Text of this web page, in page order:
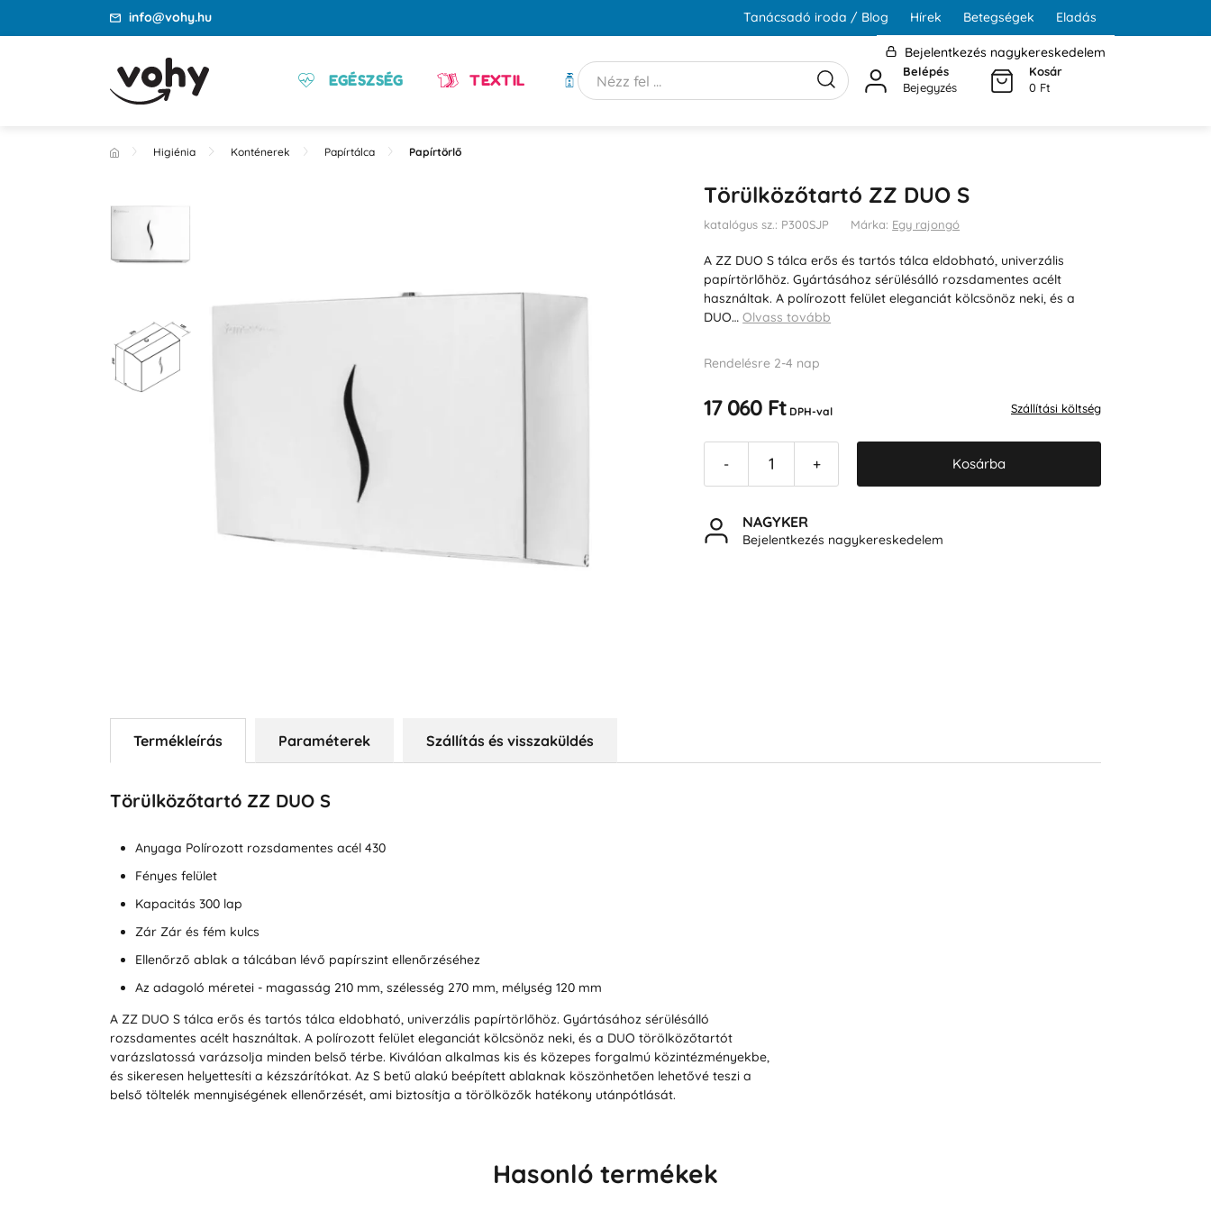
info@vohy.hu Tanácsadó iroda / Blog Hírek Betegségek Eladás
Bejelentkezés nagykereskedelem
EGÉSZSÉG TEXTIL HIGIÉNIA
Belépés
Bejegyzés
Kosár
0 Ft
Higiénia Konténerek Papírtálca Papírtörlő
Törülközőtartó ZZ DUO S
katalógus sz.: P300SJP Márka: Egy rajongó
A ZZ DUO S tálca erős és tartós tálca eldobható, univerzális
papírtörlőhöz. Gyártásához sérülésálló rozsdamentes acélt
használtak. A polírozott felület eleganciát kölcsönöz neki, és a
DUO…Olvass tovább
Rendelésre 2-4 nap
17 060 Ft DPH-val Szállítási költség
- + Kosárba
NAGYKER
Bejelentkezés nagykereskedelem
Termékleírás Paraméterek Szállítás és visszaküldés
Törülközőtartó ZZ DUO S
Anyaga Polírozott rozsdamentes acél 430
Fényes felület
Kapacitás 300 lap
Zár Zár és fém kulcs
Ellenőrző ablak a tálcában lévő papírszint ellenőrzéséhez
Az adagoló méretei - magasság 210 mm, szélesség 270 mm, mélység 120 mm
A ZZ DUO S tálca erős és tartós tálca eldobható, univerzális papírtörlőhöz. Gyártásához sérülésálló
rozsdamentes acélt használtak. A polírozott felület eleganciát kölcsönöz neki, és a DUO törölközőtartót
varázslatossá varázsolja minden belső térbe. Kiválóan alkalmas kis és közepes forgalmú közintézményekbe,
és sikeresen helyettesíti a kézszárítókat. Az S betű alakú beépített ablaknak köszönhetően lehetővé teszi a
belső töltelék mennyiségének ellenőrzését, ami biztosítja a törölközők hatékony utánpótlását.
Hasonló termékek